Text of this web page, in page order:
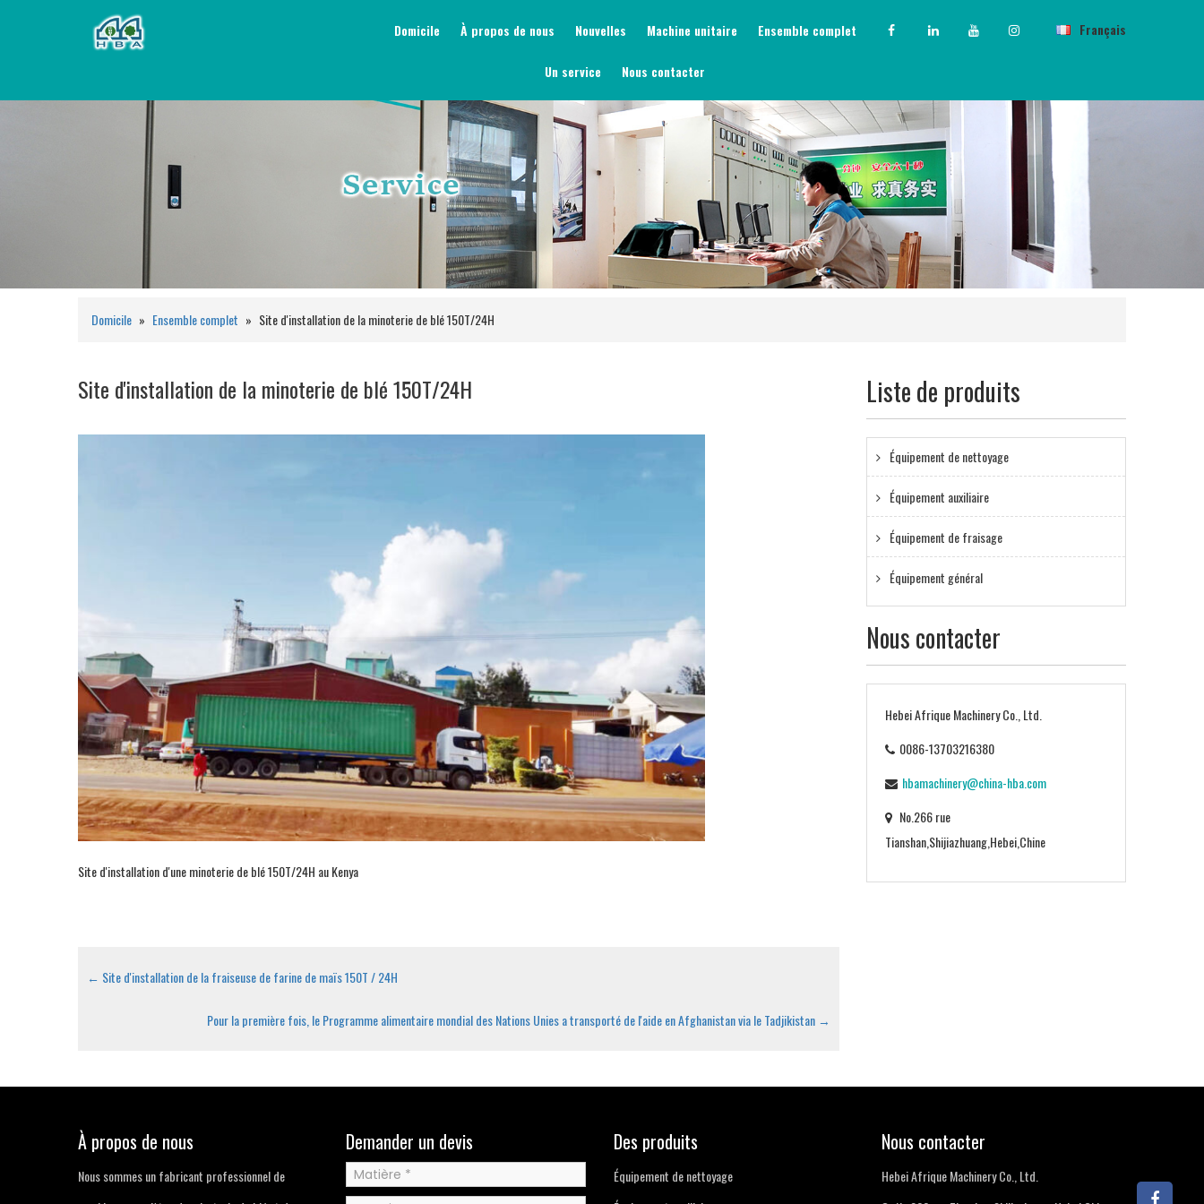
Domicile À propos de nous Nouvelles Machine unitaire Ensemble complet
Un service Nous contacter
Français
Domicile » Ensemble complet » Site d'installation de la minoterie de blé 150T/24H
Site d'installation de la minoterie de blé 150T/24H
Site d'installation d'une minoterie de blé 150T/24H au Kenya
← Site d'installation de la fraiseuse de farine de maïs 150T / 24H
Pour la première fois, le Programme alimentaire mondial des Nations Unies a transporté de l'aide en Afghanistan via le Tadjikistan →
Liste de produits
Équipement de nettoyage
Équipement auxiliaire
Équipement de fraisage
Équipement général
Nous contacter
Hebei Afrique Machinery Co., Ltd.
0086-13703216380
hbamachinery@china-hba.com
No.266 rue
Tianshan,Shijiazhuang,Hebei,Chine
À propos de nous
Nous sommes un fabricant professionnel de
Demander un devis Des produits
Équipement de nettoyage
Nous contacter
Hebei Afrique Machinery Co., Ltd.